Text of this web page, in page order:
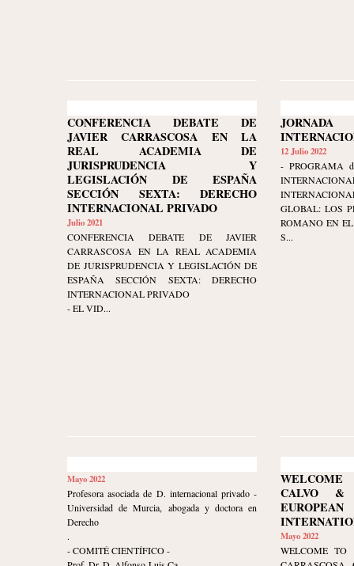
CONFERENCIA DEBATE DE
JAVIER CARRASCOSA EN LA
REAL ACADEMIA DE
JURISPRUDENCIA Y
LEGISLACIÓN DE ESPAÑA
SECCIÓN SEXTA: DERECHO
INTERNACIONAL PRIVADO
Julio 2021
CONFERENCIA DEBATE DE JAVIER
CARRASCOSA EN LA REAL ACADEMIA
DE JURISPRUDENCIA Y LEGISLACIÓN DE
ESPAÑA SECCIÓN SEXTA: DERECHO
INTERNACIONAL PRIVADO
- EL VID...
12 Julio 2022
- PROGRAMA
GLOBAL: LOS
ROMANO EN
S...
Mayo 2022
Profesora asociada de D. internacional privado -
Universidad de Murcia, abogada y doctora en
Derecho
.
- COMITÉ CIENTÍFICO -
CALVO &
Mayo 2022
WELCOME